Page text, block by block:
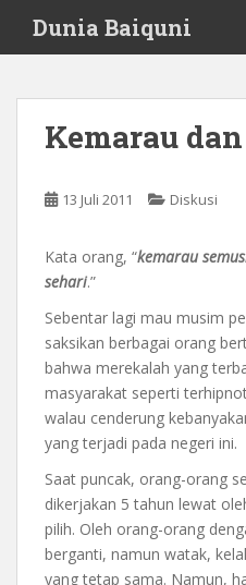
i
Dunia Baiquni
Kemarau
13 Juli 2011 Diskusi
Kata orang, “kemarau
sehari.”
Sebentar lagi mau musim
saksikan berbagai orang
bahwa merekalah yang
masyarakat seperti
walau cenderung
yang terjadi pada negeri ini.
Saat puncak, orang-orang
dikerjakan 5 tahun lewat
pilih. Oleh orang-orang
berganti, namun watak,
yang tetap sama. Namun,